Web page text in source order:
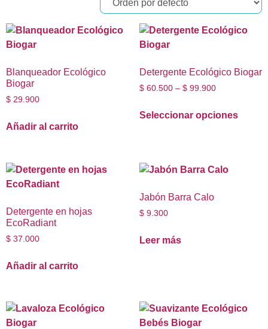
Blanqueador Ecológico
Biogar
$ 29.900
Añadir al carrito
Detergente Ecológico Biogar
$60.500 – $99.900
Seleccionar opciones
Detergente en hojas
EcoRadiant
$ 37.000
Añadir al carrito
Jabón Barra Calo
$9.300
Leer más